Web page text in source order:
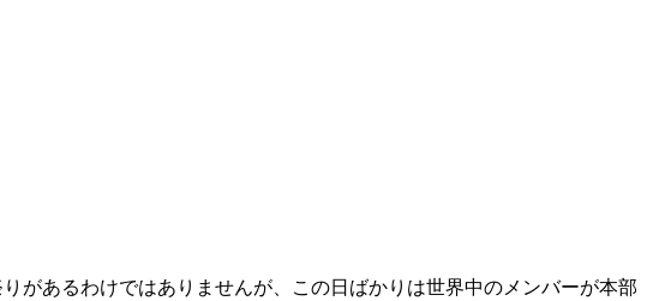
があるわけではありませんが、この日ばかりは世界中のメンバーが本部